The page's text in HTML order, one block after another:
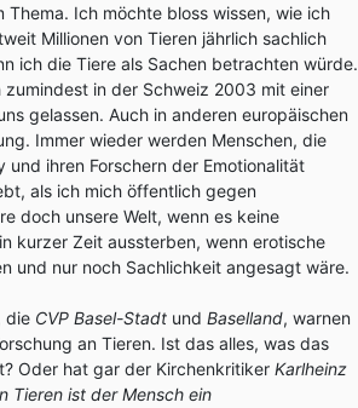
Thema. Ich möchte bloss wissen, wie ich
Millionen von Tieren jährlich sachlich
ich die Tiere als Sachen betrachten würde.
in der Schweiz 2003 mit einer
gelassen. Auch in anderen europäischen
Immer wieder werden Menschen, die
ihren Forschern der Emotionalität
als ich mich öffentlich gegen
doch unsere Welt, wenn es keine
kurzer Zeit aussterben, wenn erotische
und nur noch Sachlichkeit angesagt wäre.
die CVP Basel-Stadt und Baselland, warnen
an Tieren. Ist das alles, was das
Oder hat gar der Kirchenkritiker Karlheinz
Tieren ist der Mensch ein